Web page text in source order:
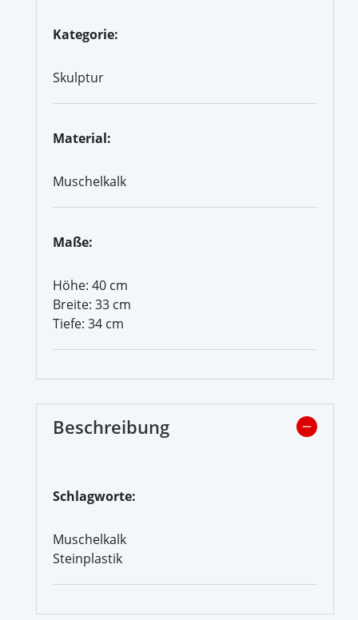
Kategorie:
Skulptur
Material:
Muschelkalk
Maße:
Höhe: 40 cm
Breite: 33 cm
Tiefe: 34 cm
Beschreibung
Schlagworte:
Muschelkalk
Steinplastik